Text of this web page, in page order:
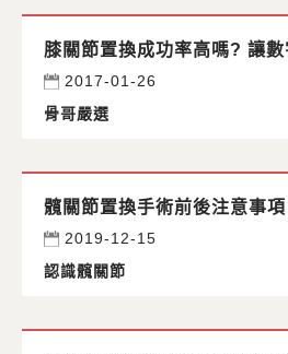
膝關節置換成功率高嗎? 讓
2017-01-26
骨哥嚴選
髖關節置換手術前後注意事項
2019-12-15
認識髖關節